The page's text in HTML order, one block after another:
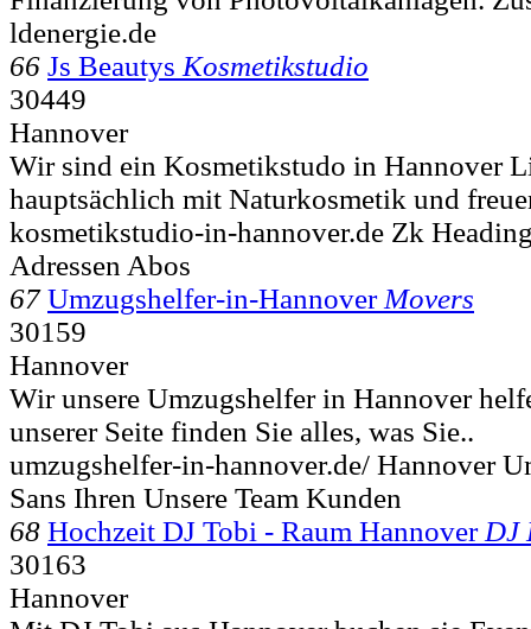
ldenergie.de
66 Js Beautys Kosmetikstudio
30449
Hannover
Wir sind ein Kosmetikstudo in Hannover
hauptsächlich mit Naturkosmetik und
kosmetikstudio-in-hannover.de Zk
Adressen Abos
67 Umzugshelfer-in-Hannover Movers
30159
Hannover
Wir unsere Umzugshelfer in Hannover
unserer Seite finden Sie alles, was Sie..
umzugshelfer-in-hannover.de/ Hannover
Sans Ihren Unsere Team Kunden
68 Hochzeit DJ Tobi - Raum Hannover DJ
30163
Hannover